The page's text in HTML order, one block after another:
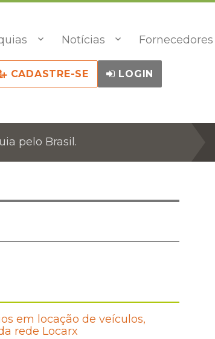
Notícias Fornecedores
CADASTRE-SE LOGIN
pelo Brasil.
em locação de veículos,
rede Locarx